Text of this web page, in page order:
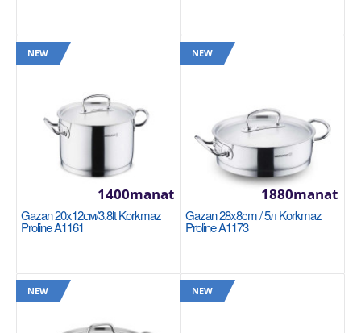
кастрюли Astra2 не занимают много места в
посудомоечно..
935manat
Sebede Goş
+ Garşylaşdyrmaga goş
Halananlara goş
NEW
Gazan 20x12см/3.8lt Korkmaz
Proline A1161
1400manat
NEW
Gazan 28x8cm / 5л Korkmaz
Proline A1173
1880manat
NEW NEW